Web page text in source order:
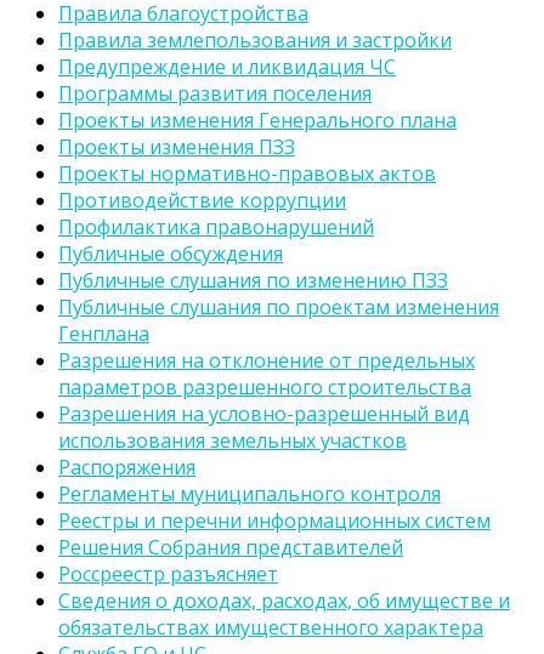
Правила благоустройства
Правила землепользования и застройки
Предупреждение и ликвидация ЧС
Программы развития поселения
Проекты изменения Генерального плана
Проекты изменения ПЗЗ
Проекты нормативно-правовых актов
Противодействие коррупции
Профилактика правонарушений
Публичные обсуждения
Публичные слушания по изменению ПЗЗ
Публичные слушания по проектам изменения
Генплана
Разрешения на отклонение от предельных
параметров разрешенного строительства
Разрешения на условно-разрешенный вид
использования земельных участков
Распоряжения
Регламенты муниципального контроля
Реестры и перечни информационных систем
Решения Собрания представителей
Россреестр разъясняет
Сведения о доходах, расходах, об имуществе и
обязательствах имущественного характера